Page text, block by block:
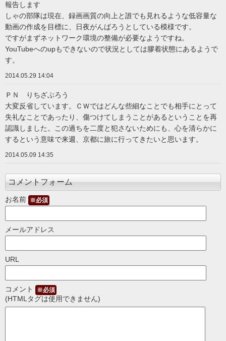
報告します
しゃの部隊は現在、録画画質の向上と誰でも見れるような低容量な
動画の作成を目標に、日夜がんばろうとしている模様です。
ですがまずネットワーク環境の整備が必要なようですね。
YouTubeへのupもできないので状況としては膠着状態にあるようで
す。
2014.05.29 14:04
ＰＮ りちざぶろう
大変反省しています。ＣＷではどんな些細なことでも相手にとって
失礼なことであったり、傷つけてしまうことがあるということを再
認識しました。この過ちを二度と犯さないためにも、心を清らかに
するという意味で来週、京都に旅に行ってきたいと思います。
2014.05.09 14:35
コメントフォーム
お名前 ※必須
メールアドレス
URL
コメント ※必須
(HTMLタグは使用できません)